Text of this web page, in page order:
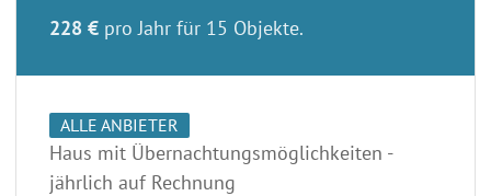
228 € pro Jahr für 15 Objekte.
ALLE ANBIETER
Haus mit Übernachtungsmöglichkeiten -
jährlich auf Rechnung